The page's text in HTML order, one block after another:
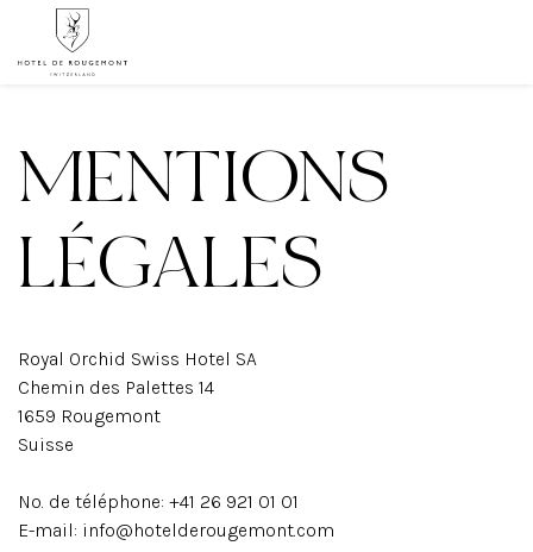
MENTIONS
LÉGALES
Royal Orchid Swiss Hotel SA
Chemin des Palettes 14
1659 Rougemont
Suisse
No. de téléphone: +41 26 921 01 01
E-mail: info@hotelderougemont.com